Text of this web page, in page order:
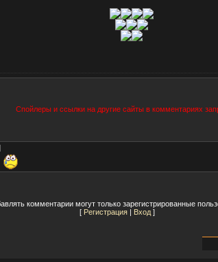
Спойлеры и ссылки на другие сайты в комментариях
комментарии могут только зарегистрированные
[ Регистрация Вход ]